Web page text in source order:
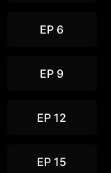
EP 6
EP 9
EP 12
EP 15